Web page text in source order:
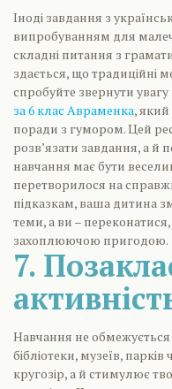
Іноді завдання з
випробуванням для
складні питання з
здається, що традиційні
спробуйте звернути увагу
за 6 клас Авраменка,
поради з гумором. Цей
розв’язати завдання, а й
навчання має бути
перетворилося на
підказкам, ваша дитина
теми, а ви –
захоплюючою пригодою.
7.
Навчання не
бібліотеки, музеїв,
кругозір, а й стимулює